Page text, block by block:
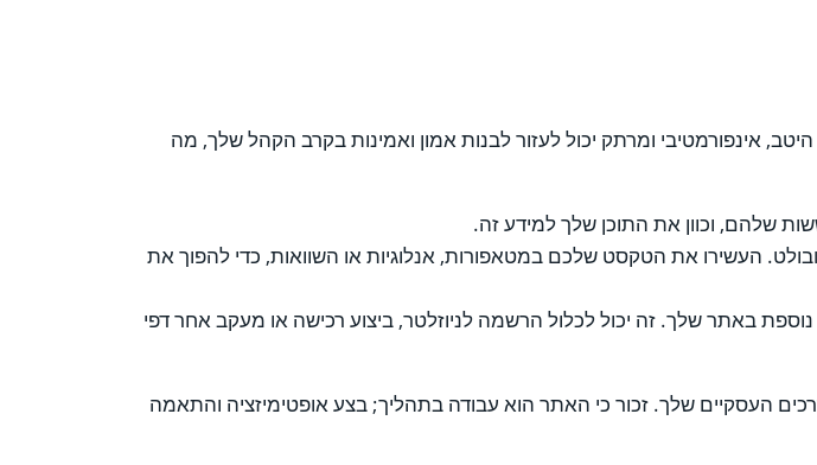
אינפורמטיבי ומרתק יכול לעזור לבנות אמון ואמינות בקרב הקהל שלך, מה
שלהם, וכוון את התוכן שלך למידע זה.
ובולט. העשירו את הטקסט שלכם במטאפורות, אנלוגיות או השוואות, כדי להפוך את
באתר שלך. זה יכול לכלול הרשמה לניוזלטר, ביצוע רכישה או מעקב אחר דפי
העסקיים שלך. זכור כי האתר הוא עבודה בתהליך; בצע אופטימיזציה והתאמה